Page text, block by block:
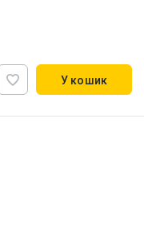
У кошик